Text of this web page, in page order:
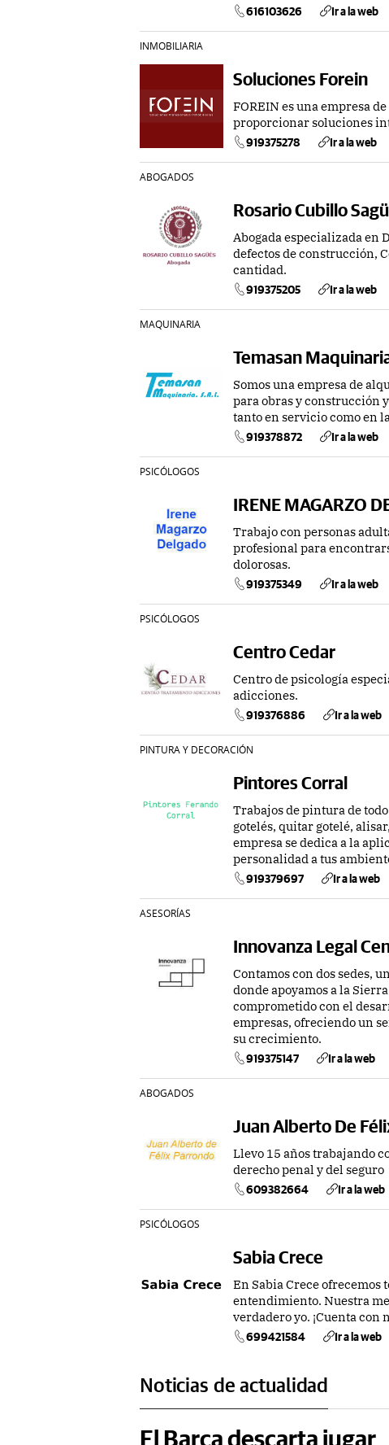
616103626 Ir a la web
INMOBILIARIA
Soluciones Forein
FOREIN es una empresa
proporcionar soluciones
919375278 Ir a la web
ABOGADOS
Rosario Cubillo
Abogada especializada
defectos de construcción,
cantidad.
919375205 Ir a la web
MAQUINARIA
Temasan
Somos una empresa de
para obras y construcción
tanto en servicio como en
919378872 Ir a la web
PSICÓLOGOS
IRENE MAGARZO
Trabajo con personas
profesional para
dolorosas.
919375349 Ir a la web
PSICÓLOGOS
Centro Cedar
Centro de psicología
adicciones.
919376886 Ir a la web
PINTURA Y DECORACIÓN
Pintores Corral
Trabajos de pintura de
gotelés, quitar gotelé,
empresa se dedica a la
personalidad a tus
919379697 Ir a la web
ASESORÍAS
Innovanza Legal
Contamos con dos sedes,
donde apoyamos a la
comprometido con el
empresas, ofreciendo un
su crecimiento.
919375147 Ir a la web
ABOGADOS
Juan Alberto De
Llevo 15 años trabajando
derecho penal y del seguro
609382664 Ir a la web
PSICÓLOGOS
Sabia Crece
En Sabia Crece ofrecemos
entendimiento. Nuestra
verdadero yo. ¡Cuenta con
699421584 Ir a la web
Noticias de actualidad
El Barça descarta jugar